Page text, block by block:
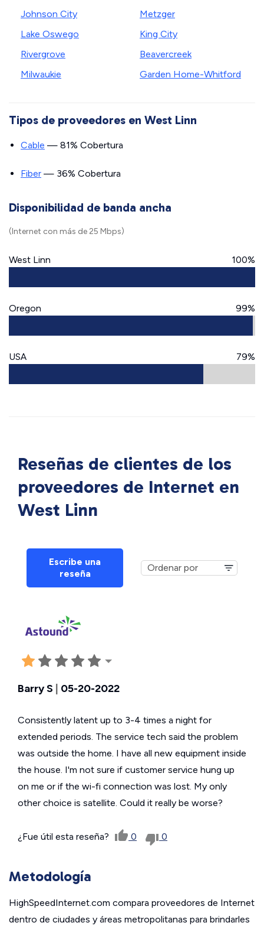
Johnson City
Lake Oswego
Rivergrove
Milwaukie
Metzger
King City
Beavercreek
Garden Home-Whitford
Tipos de proveedores en West Linn
Cable — 81% Cobertura
Fiber — 36% Cobertura
Disponibilidad de banda ancha
(Internet con más de 25 Mbps)
West Linn 100%
Oregon 99%
USA 79%
Reseñas de clientes de los
proveedores de Internet en
West Linn
Escribe una
reseña
Barry S 05-20-2022
Consistently latent up to 3-4 times a night for
extended periods. The service tech said the problem
was outside the home. I have all new equipment inside
the house. I'm not sure if customer service hung up
on me or if the wi-fi connection was lost. My only
other choice is satellite. Could it really be worse?
¿Fue útil esta reseña? 0 0
Metodología
HighSpeedInternet.com compara proveedores de Internet
dentro de ciudades y áreas metropolitanas para brindarles